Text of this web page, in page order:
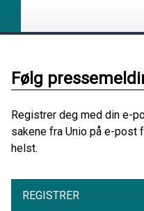
Følg
Registrer deg med din e-
sakene fra Unio på e-post
helst.
REGISTRER